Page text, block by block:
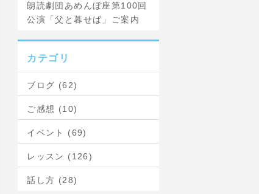
朗読劇団あめんぼ座第100回
公演「父と暮せば」ご案内
カテゴリ
ブログ (62)
ご感想 (10)
イベント (69)
レッスン (126)
話し方 (28)